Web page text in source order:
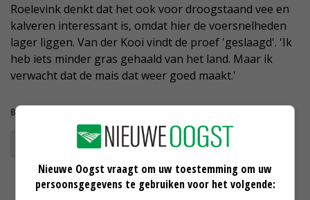
Roelevink denkt dat het ook voor droogstaand vee en
kalveren interessant is, omdat hier de voersnelheden
lager liggen. Van der Kooi vindt de proef 'geslaagd'. 'Ik
heb iets minder gras gehaald van het land. Maar ik
verwacht dat de mais dat weer goed maakt.'
Bekijk meer over:
mais
maiszaad
Nieuwe Oogst vraagt om uw toestemming om uw
persoonsgegevens te gebruiken voor het volgende: